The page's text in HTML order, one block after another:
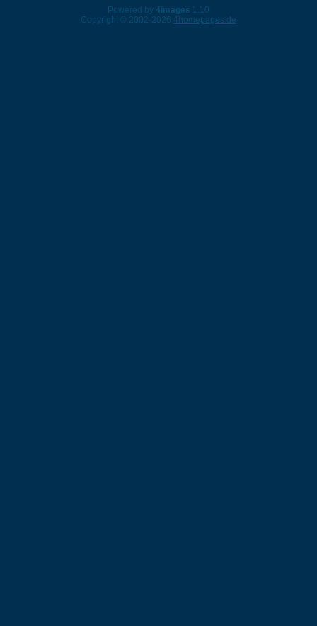
Powered by 4images 1.10
Copyright © 2002-2026 4homepages.de